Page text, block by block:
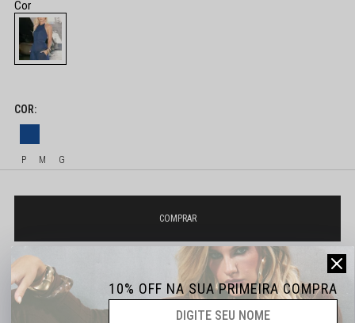
P M G
10% OFF NA SUA PRIMEIRA COMPRA